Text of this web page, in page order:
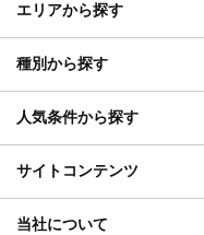
エリアから探す
種別から探す
人気条件から探す
サイトコンテンツ
当社について